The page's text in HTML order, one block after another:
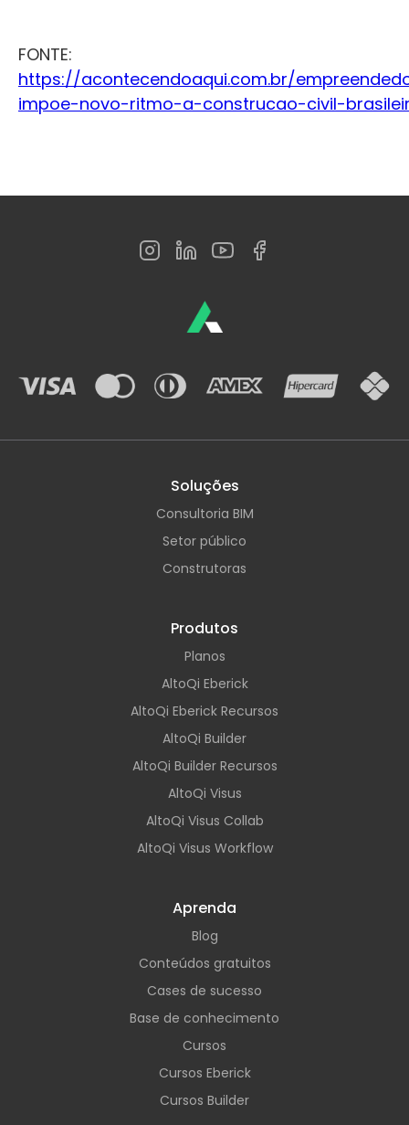
FONTE:
https://acontecendoaqui.com.br/
impoe-novo-ritmo-a-construcao-civil-
Soluções
Consultoria BIM
Setor público
Construtoras
Produtos
Planos
AltoQi Eberick
AltoQi Eberick Recursos
AltoQi Builder
AltoQi Builder Recursos
AltoQi Visus
AltoQi Visus Collab
AltoQi Visus Workflow
Aprenda
Blog
Conteúdos gratuitos
Cases de sucesso
Base de conhecimento
Cursos
Cursos Eberick
Cursos Builder